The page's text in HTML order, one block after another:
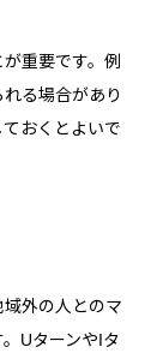
重要です。例
る場合があり
おくとよいで
外の人とのマ
UターンやIタ